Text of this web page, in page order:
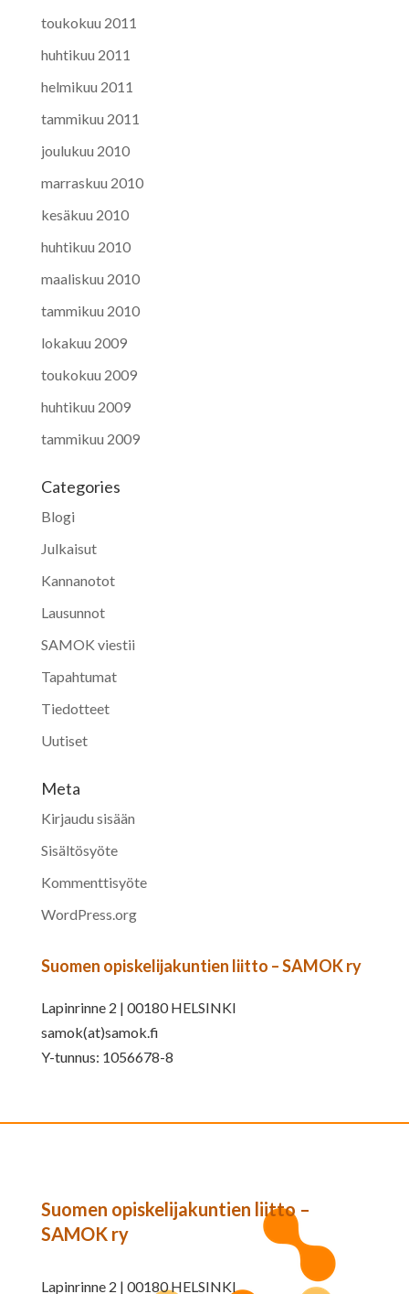
toukokuu 2011
huhtikuu 2011
helmikuu 2011
tammikuu 2011
joulukuu 2010
marraskuu 2010
kesäkuu 2010
huhtikuu 2010
maaliskuu 2010
tammikuu 2010
lokakuu 2009
toukokuu 2009
huhtikuu 2009
tammikuu 2009
Categories
Blogi
Julkaisut
Kannanotot
Lausunnot
SAMOK viestii
Tapahtumat
Tiedotteet
Uutiset
Meta
Kirjaudu sisään
Sisältösyöte
Kommenttisyöte
WordPress.org
Suomen opiskelijakuntien liitto – SAMOK ry
Lapinrinne 2 | 00180 HELSINKI
samok(at)samok.fi
Y-tunnus: 1056678-8
Suomen opiskelijakuntien liitto –
SAMOK ry
Lapinrinne 2 | 00180 HELSINKI